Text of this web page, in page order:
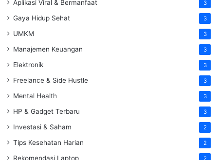
Aplikasi Viral & Bermanfaat 3
Gaya Hidup Sehat 3
UMKM 3
Manajemen Keuangan 3
Elektronik 3
Freelance & Side Hustle 3
Mental Health 3
HP & Gadget Terbaru 3
Investasi & Saham 2
Tips Kesehatan Harian 2
Rekomendasi Laptop 2